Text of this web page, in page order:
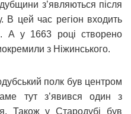
з’являються після
В цей час регіон входить
А у 1663 році створено
з Ніжинського.
полк був центром
тут з’явився один з
Також у Стародубі був